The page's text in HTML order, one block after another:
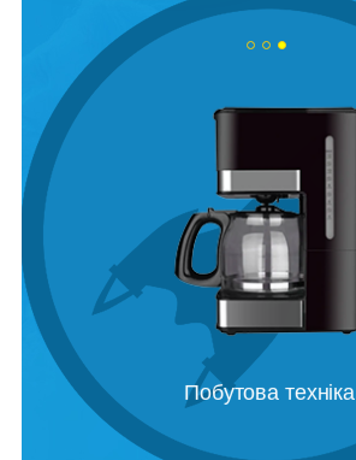
Побутова техніка